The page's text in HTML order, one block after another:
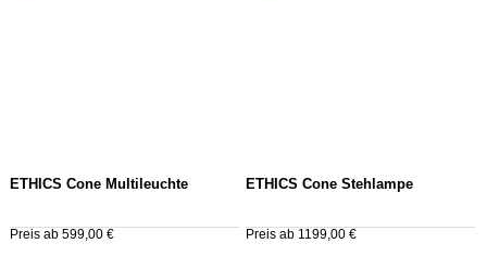
ETHICS Cone Multileuchte
Preis ab 599,00 €
ETHICS Cone Stehlampe
Preis ab 1199,00 €